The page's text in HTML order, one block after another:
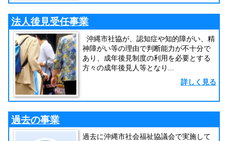
法人後見受任事業
沖縄市社協が、認知症や知的障がい、精
神障がい等の理由で判断能力が不十分で
あり、成年後見制度の利用を必要とする
方々の成年後見人等となり...
詳しく見る
過去の事業
過去に沖縄市社会福祉協議会で実施して